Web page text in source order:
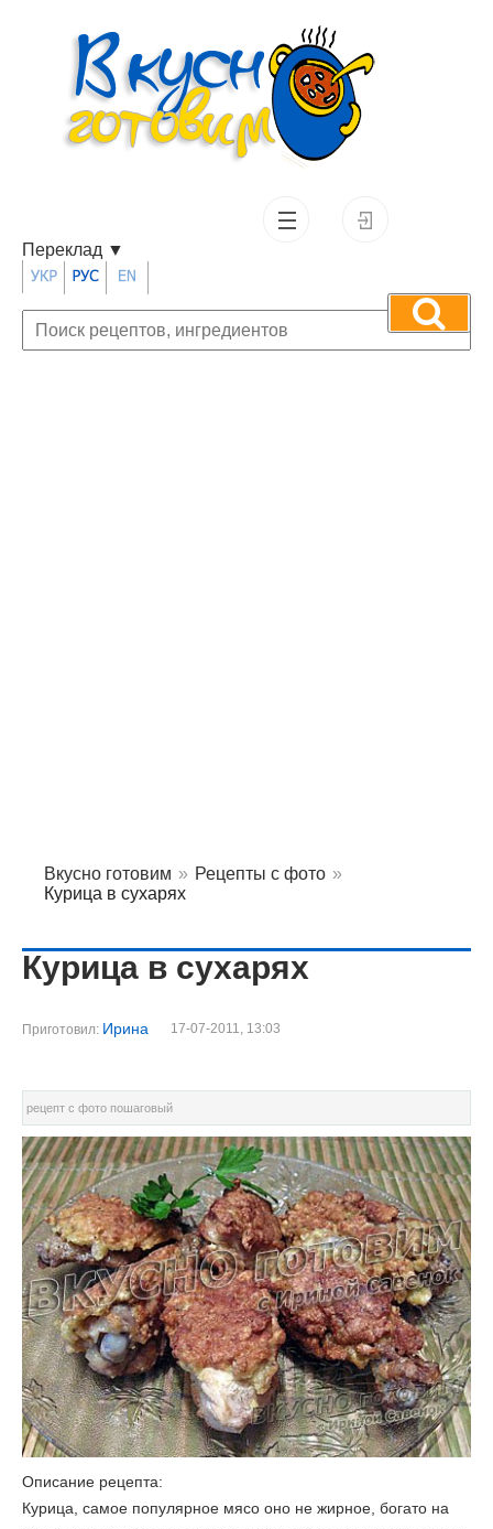
Переклад ▼
Вкусно готовим » Рецепты с фото »
Курица в сухарях
Курица в сухарях
Приготовил: Ирина 17-07-2011, 13:03
рецепт с фото пошаговый
Описание рецепта:
Курица, самое популярное мясо оно не жирное, богато на